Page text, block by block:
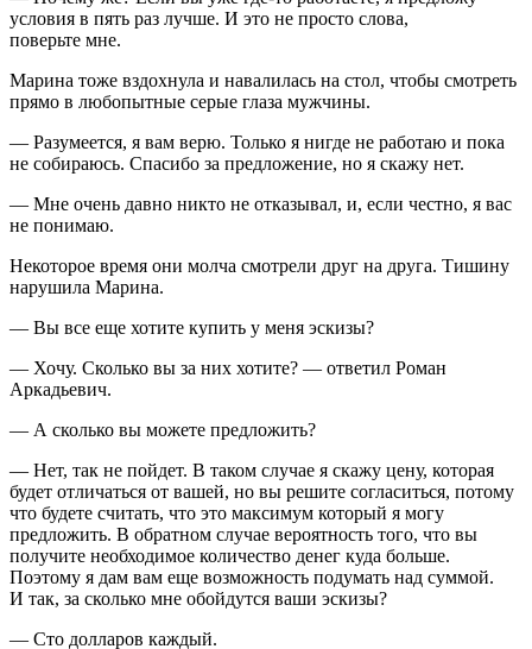
условия в пять раз лучше. И это не просто слова,
поверьте мне.
Марина тоже вздохнула и навалилась на стол, чтобы смотреть
прямо в любопытные серые глаза мужчины.
— Разумеется, я вам верю. Только я нигде не работаю и пока
не собираюсь. Спасибо за предложение, но я скажу нет.
— Мне очень давно никто не отказывал, и, если честно, я вас
не понимаю.
Некоторое время они молча смотрели друг на друга. Тишину
нарушила Марина.
— Вы все еще хотите купить у меня эскизы?
— Хочу. Сколько вы за них хотите? — ответил Роман
Аркадьевич.
— А сколько вы можете предложить?
— Нет, так не пойдет. В таком случае я скажу цену, которая
будет отличаться от вашей, но вы решите согласиться, потому
что будете считать, что это максимум который я могу
предложить. В обратном случае вероятность того, что вы
получите необходимое количество денег куда больше.
Поэтому я дам вам еще возможность подумать над суммой.
И так, за сколько мне обойдутся ваши эскизы?
— Сто долларов каждый.